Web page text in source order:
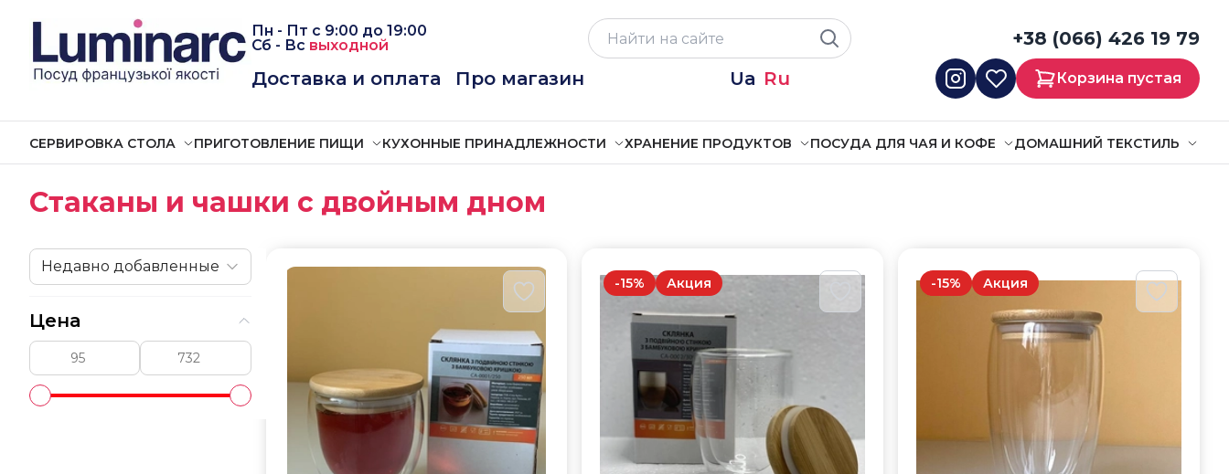
Пн - Пт с 9:00 до 19:00
Сб - Вс выходной
+38 (066) 426 19 79
Доставка и оплата
Про магазин Ua Ru Корзина пустая
СЕРВИРОВКА СТОЛА ПРИГОТОВЛЕНИЕ ПИЩИ КУХОННЫЕ ПРИНАДЛЕЖНОСТИ ХРАНЕНИЕ ПРОДУКТОВ ПОСУДА ДЛЯ ЧАЯ И КОФЕ ДОМАШНИЙ ТЕКСТИЛЬ
Стаканы и чашки с двойным дном
Недавно добавленные
Цена
-15% Акция -15% Акция